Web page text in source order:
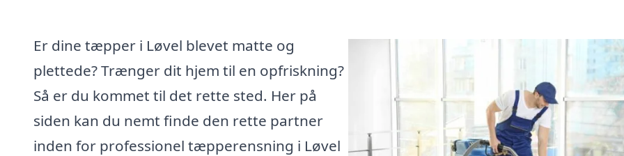
Er dine tæpper i Løvel blevet matte og
plettede? Trænger dit hjem til en opfriskning?
Så er du kommet til det rette sted. Her på
siden kan du nemt finde den rette partner
inden for professionel tæpperensning i Løvel